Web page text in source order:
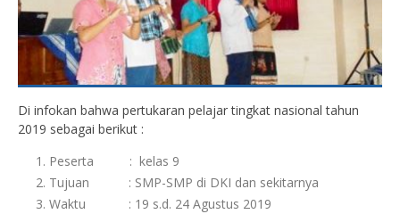
Di infokan bahwa pertukaran pelajar tingkat nasional tahun
2019 sebagai berikut :
Peserta : kelas 9
Tujuan : SMP-SMP di DKI dan sekitarnya
Waktu : 19 s.d. 24 Agustus 2019